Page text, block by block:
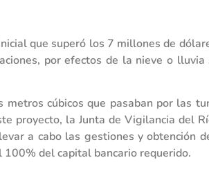
que superó los 7 millones de
por efectos de la nieve o
cúbicos que pasaban por las
proyecto, la Junta de Vigilancia del
a cabo las gestiones y obtención
100% del capital bancario requerido.